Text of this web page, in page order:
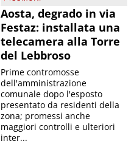
Aosta, degrado in via
Festaz: installata una
telecamera alla Torre
del Lebbroso
Prime contromosse
dell'amministrazione
comunale dopo l'esposto
presentato da residenti della
zona; promessi anche
maggiori controlli e ulteriori
inter...